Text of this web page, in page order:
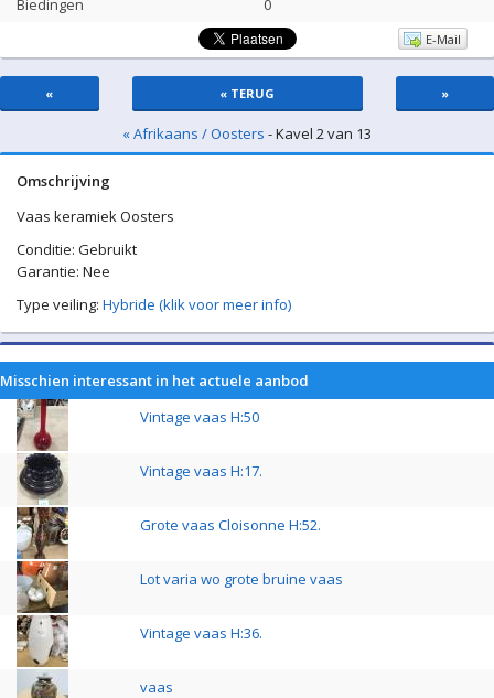
Biedingen
0
E-Mail
« « TERUG »
« Afrikaans / Oosters - Kavel 2 van 13
Omschrijving
Vaas keramiek Oosters
Conditie: Gebruikt
Garantie: Nee
Type veiling: Hybride (klik voor meer info)
Misschien interessant in het actuele aanbod
Vintage vaas H:50
Vintage vaas H:17.
Grote vaas Cloisonne H:52.
Lot varia wo grote bruine vaas
Vintage vaas H:36.
vaas